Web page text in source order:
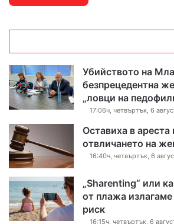
Убийството на
безпрецедентна
„ловци на
17:06ч, четвъртък, 6
Оставиха в
отвличането на
16:40ч, четвъртък, 6
„Sharenting“ или
от плажа
риск
16:15ч, четвъртък, 6